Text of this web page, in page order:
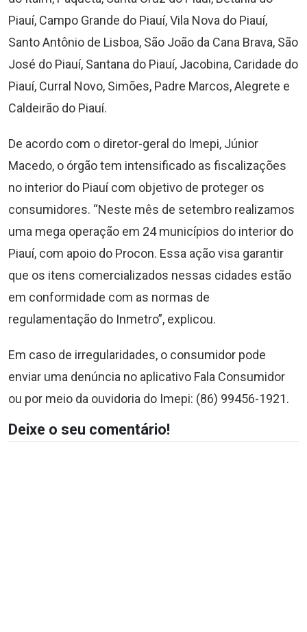
Piauí, Campo Grande do Piauí, Vila Nova do Piauí,
Santo Antônio de Lisboa, São João da Cana Brava, São
José do Piauí, Santana do Piauí, Jacobina, Caridade do
Piauí, Curral Novo, Simões, Padre Marcos, Alegrete e
Caldeirão do Piauí.
De acordo com o diretor-geral do Imepi, Júnior
Macedo, o órgão tem intensificado as fiscalizações
no interior do Piauí com objetivo de proteger os
consumidores. “Neste mês de setembro realizamos
uma mega operação em 24 municípios do interior do
Piauí, com apoio do Procon. Essa ação visa garantir
que os itens comercializados nessas cidades estão
em conformidade com as normas de
regulamentação do Inmetro”, explicou.
Em caso de irregularidades, o consumidor pode
enviar uma denúncia no aplicativo Fala Consumidor
ou por meio da ouvidoria do Imepi: (86) 99456-1921.
Deixe o seu comentário!